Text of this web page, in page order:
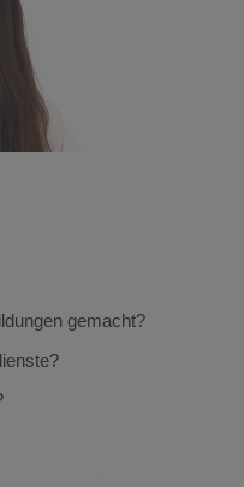
gemacht?